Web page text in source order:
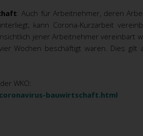
: Auch für Arbeitnehmer, deren
kann Corona-Kurzarbeit
jener Arbeitnehmer vereinbart
Wochen beschäftigt waren. Dies gilt
WKO:
bauwirtschaft.html